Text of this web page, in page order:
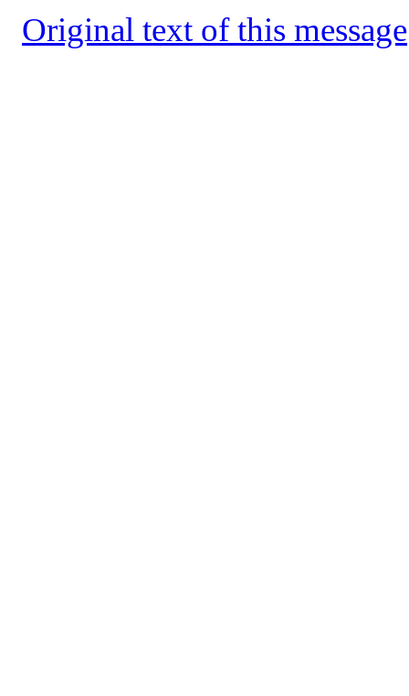
Original text of this message